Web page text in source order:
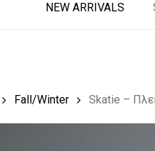
NEW ARRIVALS
Fall/Winter Skatie –